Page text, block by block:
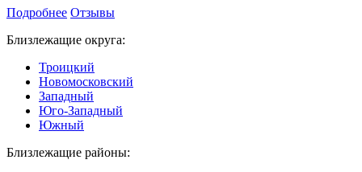
Подробнее Отзывы
Близлежащие округа:
Троицкий
Новомосковский
Западный
Юго-Западный
Южный
Близлежащие районы: